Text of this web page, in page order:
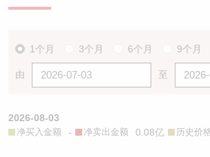
1个月 3个月 6个月 9个月
由 至
2026-08-03
净买入金额 - 净卖出金额 0.08亿 历史价